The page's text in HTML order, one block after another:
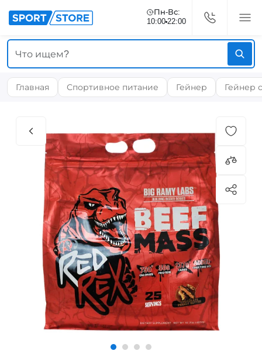
Пн-Вс:
10:00 22:00
Главная Спортивное питание Гейнер Гейнер